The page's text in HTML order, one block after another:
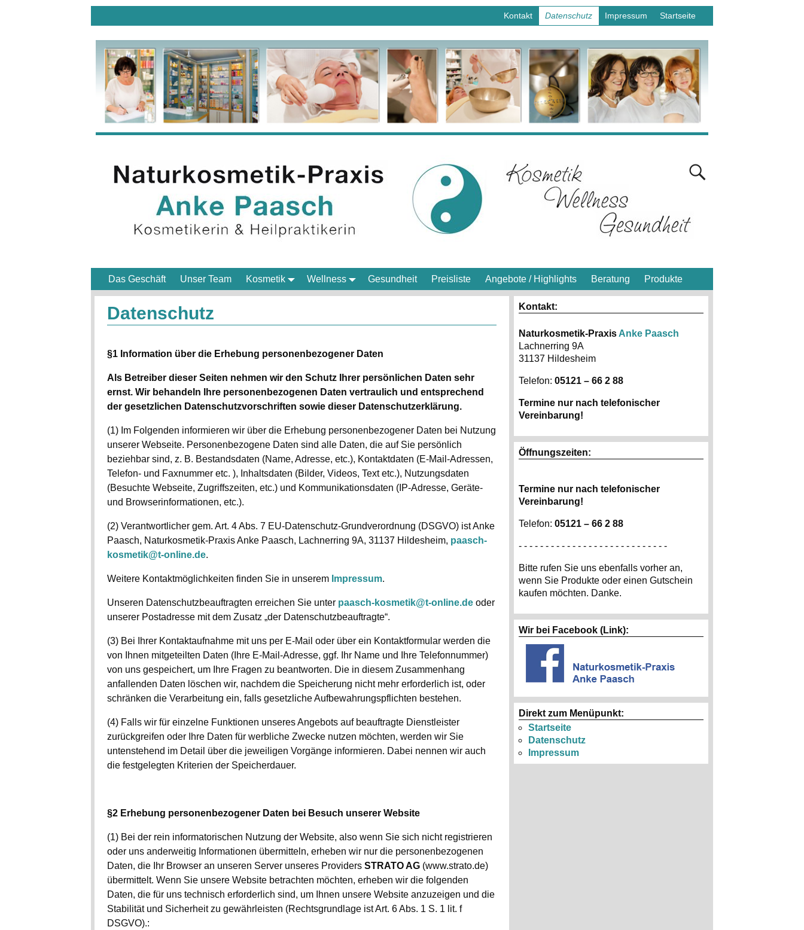
Kontakt Datenschutz Impressum Startseite
Das Geschäft Unser Team Kosmetik Wellness Gesundheit Preisliste Angebote / Highlights Beratung Produkte
Datenschutz
§1 Information über die Erhebung personenbezogener Daten
Als Betreiber dieser Seiten nehmen wir den Schutz Ihrer persönlichen Daten sehr
ernst. Wir behandeln Ihre personenbezogenen Daten vertraulich und entsprechend
der gesetzlichen Datenschutzvorschriften sowie dieser Datenschutzerklärung.
(1) Im Folgenden informieren wir über die Erhebung personenbezogener Daten bei Nutzung
unserer Webseite. Personenbezogene Daten sind alle Daten, die auf Sie persönlich
beziehbar sind, z. B. Bestandsdaten (Name, Adresse, etc.), Kontaktdaten (E-Mail-Adressen,
Telefon- und Faxnummer etc. ), Inhaltsdaten (Bilder, Videos, Text etc.), Nutzungsdaten
(Besuchte Webseite, Zugriffszeiten, etc.) und Kommunikationsdaten (IP-Adresse, Geräte-
und Browserinformationen, etc.).
(2) Verantwortlicher gem. Art. 4 Abs. 7 EU-Datenschutz-Grundverordnung (DSGVO) ist Anke
Paasch, Naturkosmetik-Praxis Anke Paasch, Lachnerring 9A, 31137 Hildesheim, paasch-
kosmetik@t-online.de.
Weitere Kontaktmöglichkeiten finden Sie in unserem Impressum.
Unseren Datenschutzbeauftragten erreichen Sie unter paasch-kosmetik@t-online.deoder
unserer Postadresse mit dem Zusatz „der Datenschutzbeauftragte“.
(3) Bei Ihrer Kontaktaufnahme mit uns per E-Mail oder über ein Kontaktformular werden die
von Ihnen mitgeteilten Daten (Ihre E-Mail-Adresse, ggf. Ihr Name und Ihre Telefonnummer)
von uns gespeichert, um Ihre Fragen zu beantworten. Die in diesem Zusammenhang
anfallenden Daten löschen wir, nachdem die Speicherung nicht mehr erforderlich ist, oder
schränken die Verarbeitung ein, falls gesetzliche Aufbewahrungspflichten bestehen.
(4) Falls wir für einzelne Funktionen unseres Angebots auf beauftragte Dienstleister
zurückgreifen oder Ihre Daten für werbliche Zwecke nutzen möchten, werden wir Sie
untenstehend im Detail über die jeweiligen Vorgänge informieren. Dabei nennen wir auch
die festgelegten Kriterien der Speicherdauer.
§2 Erhebung personenbezogener Daten bei Besuch unserer Website
(1) Bei der rein informatorischen Nutzung der Website, also wenn Sie sich nicht registrieren
oder uns anderweitig Informationen übermitteln, erheben wir nur die personenbezogenen
Daten, die Ihr Browser an unseren Server unseres Providers STRATO AG(www.strato.de)
übermittelt. Wenn Sie unsere Website betrachten möchten, erheben wir die folgenden
Daten, die für uns technisch erforderlich sind, um Ihnen unsere Website anzuzeigen und die
Stabilität und Sicherheit zu gewährleisten (Rechtsgrundlage ist Art. 6 Abs. 1 S. 1 lit. f
DSGVO).:
Kontakt:
Naturkosmetik-Praxis Anke Paasch
Lachnerring 9A
31137 Hildesheim
Telefon: 05121 – 66 2 88
Termine nur nach telefonischer
Vereinbarung!
Öffnungszeiten:
Termine nur nach telefonischer
Vereinbarung!
Telefon: 05121 – 66 2 88
- - - - - - - - - - - - - - - - - - - - - - - - - - - -
Bitte rufen Sie uns ebenfalls vorher an,
wenn Sie Produkte oder einen Gutschein
kaufen möchten. Danke.
Wir bei Facebook (Link):
Direkt zum Menüpunkt:
Startseite
Datenschutz
Impressum